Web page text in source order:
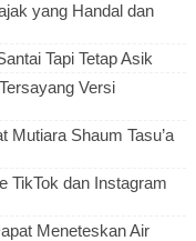
yang Handal dan
Tapi Tetap Asik
Versi
Mutiara Shaum Tasu’a
TikTok dan Instagram
Meneteskan Air